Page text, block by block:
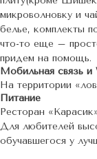
микроволновку и
белье, комплекты
что-то еще –
придем на помощь.
Мобильная связь и
На территории
Питание
Ресторан
Для любителей
обучавшегося у